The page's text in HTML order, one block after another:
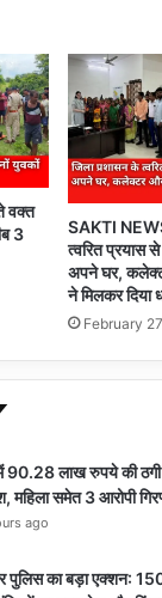
वक्त
3
SAKTI
त्वरित
अपने घर,
ने मिलकर दिया
February
90.28 लाख रुपये की ठगी
महिला समेत 3 आरोपी
ago
पुलिस का बड़ा एक्शन: